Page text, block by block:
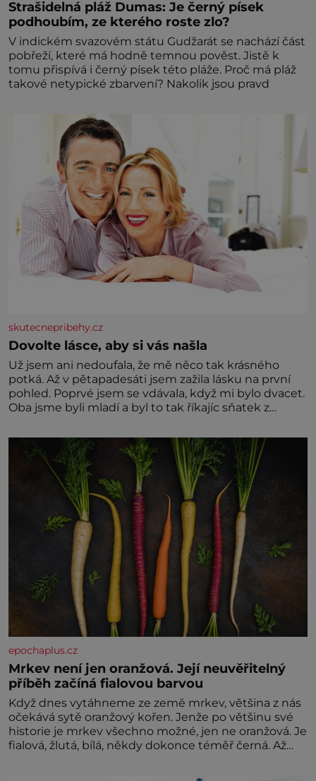
Strašidelná pláž Dumas: Je černý písek
podhoubím, ze kterého roste zlo?
V indickém svazovém státu Gudžarát se nachází část
pobřeží, které má hodně temnou pověst. Jistě k
tomu přispívá i černý písek této pláže. Proč má pláž
takové netypické zbarvení? Nakolik jsou pravd
skutecnepribehy.cz
Dovolte lásce, aby si vás našla
Už jsem ani nedoufala, že mě něco tak krásného
potká. Až v pětapadesáti jsem zažila lásku na první
pohled. Poprvé jsem se vdávala, když mi bylo dvacet.
Oba jsme byli mladí a byl to tak říkajíc sňatek z
zaopatřený mladý muž. Manželství nám oběma moc
nesvědčilo, brzy jsme zjistili, že
epochaplus.cz
Mrkev není jen oranžová. Její neuvěřitelný
příběh začíná fialovou barvou
Když dnes vytáhneme ze země mrkev, většina z nás
očekává sytě oranžový kořen. Jenže po většinu své
historie je mrkev všechno možné, jen ne oranžová. Je
fialová, žlutá, bílá, někdy dokonce téměř černá. Až